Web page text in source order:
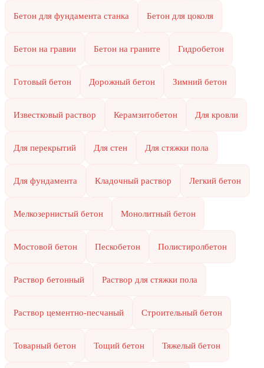
Бетон для фундамента станка Бетон для цоколя
Бетон на гравии Бетон на граните Гидробетон
Готовый бетон Дорожный бетон Зимний бетон
Известковый раствор Керамзитобетон Для кровли
Для перекрытий Для стен Для стяжки пола
Для фундамента Кладочный раствор Легкий бетон
Мелкозернистый бетон Монолитный бетон
Мостовой бетон Пескобетон Полистиролбетон
Раствор бетонный Раствор для стяжки пола
Раствор цементно-песчаный Строительный бетон
Товарный бетон Тощий бетон Тяжелый бетон